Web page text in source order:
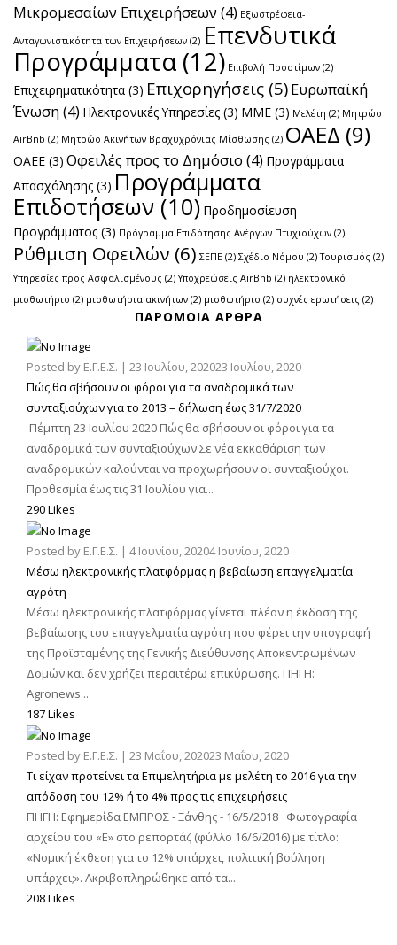
Μικρομεσαίων Επιχειρήσεων (4) Εξωστρέφεια-
Ανταγωνιστικότητα των Επιχειρήσεων (2) Επενδυτικά
Προγράμματα (12) Επιβολή Προστίμων (2)
Επιχειρηματικότητα (3) Επιχορηγήσεις (5)Ευρωπαϊκή
Ένωση(4) Ηλεκτρονικές Υπηρεσίες (3) ΜΜΕ (3) Μελέτη (2) Μητρώο
AirBnb (2) Μητρώο Ακινήτων Βραχυχρόνιας Μίσθωσης (2) ΟΑΕΔ (9)
ΟΑΕΕ (3) Οφειλές προς το Δημόσιο (4) Προγράμματα
Απασχόλησης (3) Προγράμματα
Επιδοτήσεων (10) Προδημοσίευση
Προγράμματος (3) Πρόγραμμα Επιδότησης Ανέργων Πτυχιούχων (2)
Ρύθμιση Οφειλών (6) ΣΕΠΕ (2) Σχέδιο Νόμου (2) Τουρισμός (2)
Υπηρεσίες προς Ασφαλισμένους (2) Υποχρεώσεις AirBnb (2) ηλεκτρονικό
μισθωτήριο (2) μισθωτήρια ακινήτων (2) μισθωτήριο (2) συχνές ερωτήσεις (2)
ΠΑΡΌΜΟΙΑ ΆΡΘΡΑ
Posted by Ε.Γ.Ε.Σ. | 23 Ιουλίου, 202023 Ιουλίου, 2020
Πώς θα σβήσουν οι φόροι για τα αναδρομικά των
συνταξιούχων για το 2013 – δήλωση έως 31/7/2020
Πέμπτη 23 Ιουλίου 2020 Πώς θα σβήσουν οι φόροι για τα
αναδρομικά των συνταξιούχων Σε νέα εκκαθάριση των
αναδρομικών καλούνται να προχωρήσουν οι συνταξιούχοι.
Προθεσμία έως τις 31 Ιουλίου για...
290 Likes
Posted by Ε.Γ.Ε.Σ. | 4 Ιουνίου, 20204 Ιουνίου, 2020
Μέσω ηλεκτρονικής πλατφόρμας η βεβαίωση επαγγελματία
αγρότη
Μέσω ηλεκτρονικής πλατφόρμας γίνεται πλέον η έκδοση της
βεβαίωσης του επαγγελματία αγρότη που φέρει την υπογραφή
της Προϊσταμένης της Γενικής Διεύθυνσης Αποκεντρωμένων
Δομών και δεν χρήζει περαιτέρω επικύρωσης. ΠΗΓΗ:
Agronews...
187 Likes
Posted by Ε.Γ.Ε.Σ. | 23 Μαΐου, 202023 Μαΐου, 2020
Τι είχαν προτείνει τα Επιμελητήρια με μελέτη το 2016 για την
απόδοση του 12% ή το 4% προς τις επιχειρήσεις
ΠΗΓΗ: Εφημερίδα ΕΜΠΡΟΣ - Ξάνθης - 16/5/2018 Φωτογραφία
αρχείου του «Ε» στο ρεπορτάζ (φύλλο 16/6/2016) με τίτλο:
«Νομική έκθεση για το 12% υπάρχει, πολιτική βούληση
υπάρχει;». Ακριβοπληρώθηκε από τα...
208 Likes